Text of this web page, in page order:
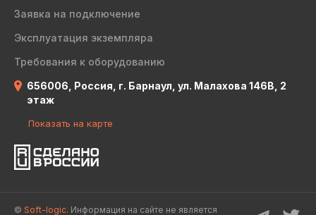
Заявка на подключение
Эксплуатация экземпляра
Требования к оборудованию
656006, Россия, г. Барнаул, ул. Малахова 146В, 2
этаж
Показать на карте
© Soft-logic. Информация на сайте не является